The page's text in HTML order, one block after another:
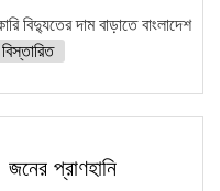
বিদ্যুতের দাম বাড়াতে বাংলাদেশ
বিস্তারিত
জনের প্রাণহানি